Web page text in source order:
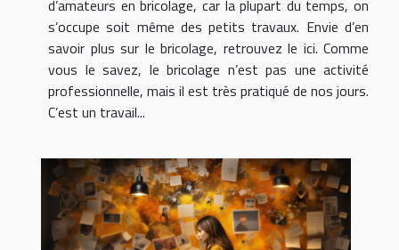
d’amateurs en bricolage, car la plupart du temps, on
s’occupe soit même des petits travaux. Envie d’en
savoir plus sur le bricolage, retrouvez le ici. Comme
vous le savez, le bricolage n’est pas une activité
professionnelle, mais il est très pratiqué de nos jours.
C’est un travail...